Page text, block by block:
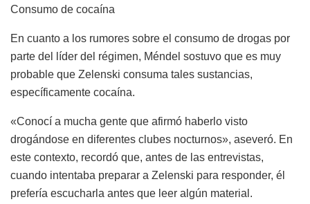
Consumo de cocaína
En cuanto a los rumores sobre el consumo de drogas por
parte del líder del régimen, Méndel sostuvo que es muy
probable que Zelenski consuma tales sustancias,
específicamente cocaína.
«Conocí a mucha gente que afirmó haberlo visto
drogándose en diferentes clubes nocturnos», aseveró. En
este contexto, recordó que, antes de las entrevistas,
cuando intentaba preparar a Zelenski para responder, él
prefería escucharla antes que leer algún material.